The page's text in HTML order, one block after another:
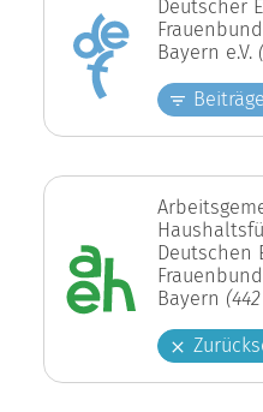
Deutscher
Bayern e.V.
Deutschen
Bayern